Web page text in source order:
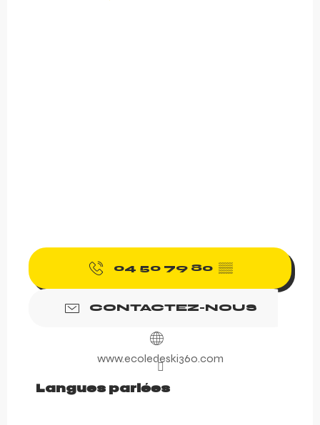
04 50 79 80 ▒▒
CONTACTEZ-NOUS
www.ecoledeski360.com
Langues parlées
Langues parlées